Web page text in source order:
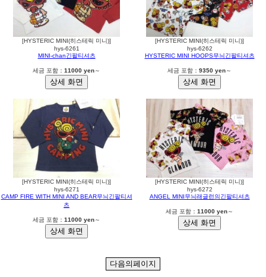
[HYSTERIC MINI(히스테릭 미니)]
hys-6261
MINI-chan긴팔티셔츠
세금 포함： 11000 yen～
[HYSTERIC MINI(히스테릭 미니)]
hys-6262
HYSTERIC MINI HOOPS무늬긴팔티셔츠
세금 포함： 9350 yen～
[HYSTERIC MINI(히스테릭 미니)]
hys-6271
CAMP FIRE WITH MINI AND BEAR무늬긴팔티셔
츠
세금 포함： 11000 yen～
[HYSTERIC MINI(히스테릭 미니)]
hys-6272
ANGEL MINI무늬래글런의긴팔티셔츠
세금 포함： 11000 yen～